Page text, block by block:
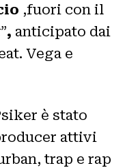
,fuori con il
”, anticipato dai
Vega e
è stato
attivi
trap e rap